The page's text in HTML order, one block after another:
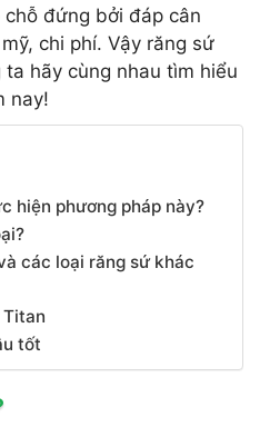
đứng bởi đáp cân
chi phí. Vậy răng sứ
hãy cùng nhau tìm hiểu
nay!
hiện phương pháp này?
các loại răng sứ khác
tốt